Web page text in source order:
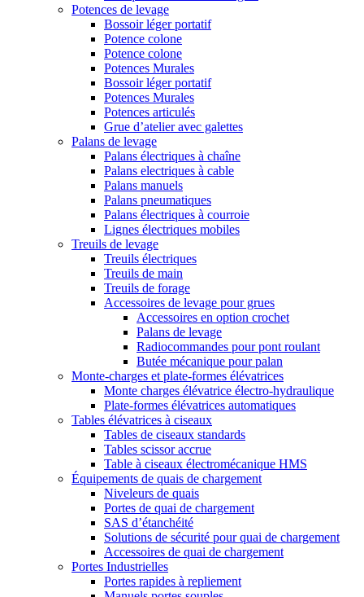
Potences de levage
Bossoir léger portatif
Potence colone
Potence colone
Potences Murales
Bossoir léger portatif
Potences Murales
Potences articulés
Grue d’atelier avec galettes
Palans de levage
Palans électriques à chaîne
Palans electriques à cable
Palans manuels
Palans pneumatiques
Palans électriques à courroie
Lignes électriques mobiles
Treuils de levage
Treuils électriques
Treuils de main
Treuils de forage
Accessoires de levage pour grues
Accessoires en option crochet
Palans de levage
Radiocommandes pour pont roulant
Butée mécanique pour palan
Monte-charges et plate-formes élévatrices
Monte charges élévatrice électro-hydraulique
Plate-formes élévatrices automatiques
Tables élévatrices à ciseaux
Tables de ciseaux standards
Tables scissor accrue
Table à ciseaux électromécanique HMS
Équipements de quais de chargement
Niveleurs de quais
Portes de quai de chargement
SAS d’étanchéité
Solutions de sécurité pour quai de chargement
Accessoires de quai de chargement
Portes Industrielles
Portes rapides à repliement